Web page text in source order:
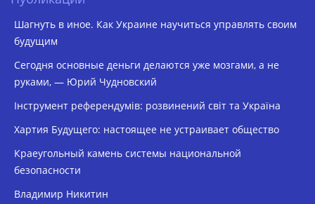
Шагнуть в иное. Как Украине научиться управлять своим
будущим
Сегодня основные деньги делаются уже мозгами, а не
руками, — Юрий Чудновский
Інструмент референдумів: розвинений світ та Україна
Хартия Будущего: настоящее не устраивает общество
Краеугольный камень системы национальной
безопасности
Владимир Никитин